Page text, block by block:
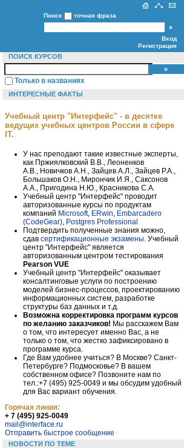
Поиск точная фраза
Вход
Регистрация
ПОИСК КУРСОВ
Только в названиях
ИНТЕРЕСНЫЕ ФАКТЫ
Учебный центр "Интерфейс" - в десятке
ведущих учебных центров России в сфере
IT.
У нас преподают такие известные эксперты,
как Пржиялковский В.В., Леоненков
А.В., Новичков А.Н., Зайцев А.Л., Зайцев Р.А.,
Большаков О.Н., Мирончик И.Я., Саксонов
А.А., Пригодина Н.Ю., Красникова С.А.
Учебный центр "Интерфейс" проводит
авторизованные курсы по продуктам
компаний Microsoft, ERwin Embarcadero
(CodeGear) Postgres Professional
Подтвердить полученные знания можно,
сдав сертификационные экзамены . Учебный
центр "Интерфейс" является
авторизованным центром тестирования
Pearson VUE
Учебный центр "Интерфейс" оказывает
консалтинговые услуги по построению
моделей бизнес-процессов, проектированию
информационных систем, разработке
структуры баз данных и т.д.
Возможна корректировка программ курсов
по желанию заказчиков! Мы расскажем Вам
о том, что интересует именно Вас, а не
только о том, что жестко зафиксировано в
программе курса.
Где Вам удобнее учиться? В Москве? Санкт-
Петербурге? Подмосковье? В вашем
собственном офисе? Позвоните нам по
тел.:+7 (495) 925-0049 и мы обсудим удобный
для Вас вариант обучения.
Горячая линия:
+ 7 (495) 925-0049
mail@interface.ru
Отправить быстрое сообщение
НОВОСТИ ПО ТЕМЕ